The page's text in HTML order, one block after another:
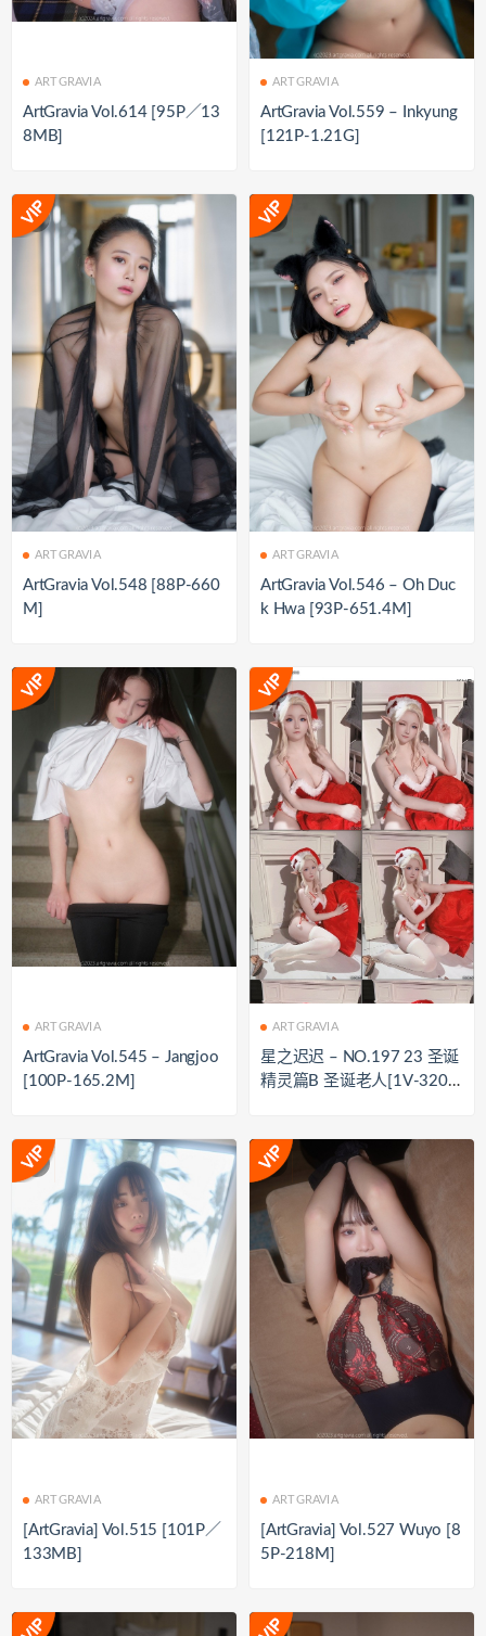
ARTGRAVIA
ArtGravia Vol.614 [95P／13
8MB]
ARTGRAVIA
ArtGravia Vol.559 – Inkyung
[121P-1.21G]
ARTGRAVIA
ArtGravia Vol.548 [88P-660
M]
ARTGRAVIA
ArtGravia Vol.546 – Oh Duc
k Hwa [93P-651.4M]
ARTGRAVIA
ArtGravia Vol.545 – Jangjoo
[100P-165.2M]
ARTGRAVIA
星之迟迟 – NO.197 23 圣诞
精灵篇B 圣诞老人[1V-320
ARTGRAVIA
[ArtGravia] Vol.515 [101P／
133MB]
ARTGRAVIA
[ArtGravia] Vol.527 Wuyo [8
5P-218M]